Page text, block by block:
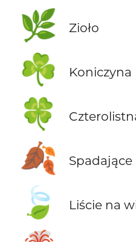
🌿 Zioło
☘️ Koniczyna
🍀
🍂 Spadające
🍃 Liście na